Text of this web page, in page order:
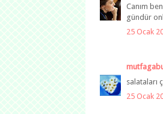
Canım
gündür
25 Ocak
salataları
25 Ocak